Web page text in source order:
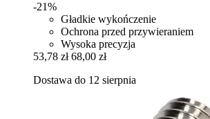
-21%
Gładkie wykończenie
Ochrona przed przywieraniem
Wysoka precyzja
53,78 zł 68,00 zł
Dostawa do 12 sierpnia